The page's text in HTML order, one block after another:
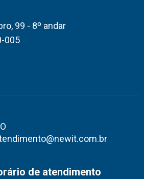
99 - 8º andar
005
de atendimento